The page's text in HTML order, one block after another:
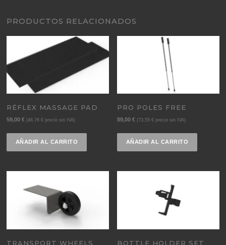
PRODUCTOS RELACIONADOS
RÉFLEX MASSAGE PAD
59,00€ (48,76€ precio sin IVA)
AÑADIR AL CARRITO
PRO POLES FREE
89,00€ (73,55€ precio sin IVA)
AÑADIR AL CARRITO
TRANSPORT WHEELS
BOTTLE HOLDER SET